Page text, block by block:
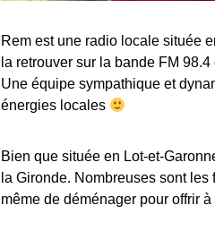
Rem est une radio locale située
la retrouver sur la bande FM
Une équipe sympathique et
énergies locales
Bien que située en Lot-et-
la Gironde. Nombreuses sont
même de déménager pour offrir